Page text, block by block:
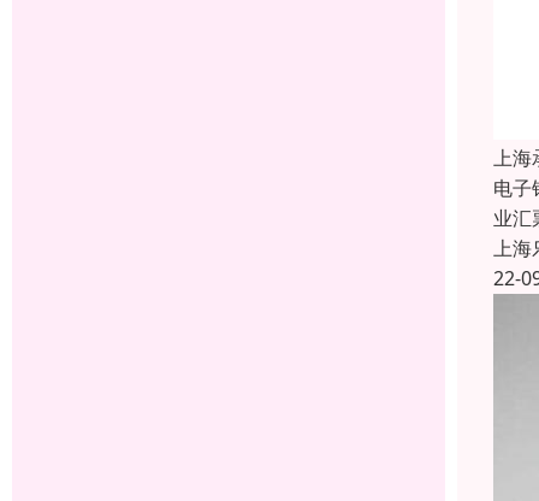
上海
电子
业汇
上海
22-